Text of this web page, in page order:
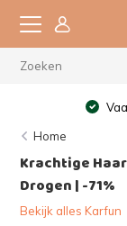
Home
Krachtige
Drogen | -71%
Bekijk alles Karfun